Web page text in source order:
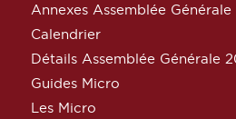
Annexes Assemblée Générale
Calendrier
Détails Assemblée Générale
Guides Micro
Les Micro